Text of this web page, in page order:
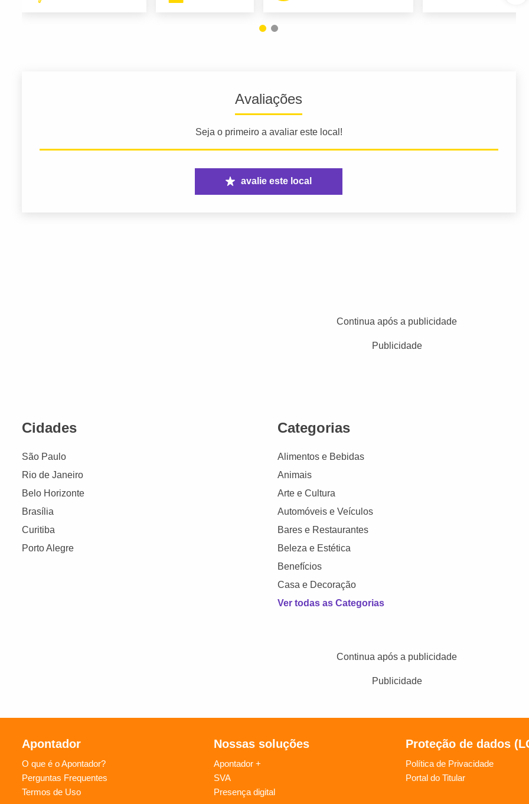
Avaliações
Seja o primeiro a avaliar este local!
avalie este local
Continua após a publicidade
Publicidade
Cidades
São Paulo
Rio de Janeiro
Belo Horizonte
Brasília
Curitiba
Porto Alegre
Categorias
Alimentos e Bebidas
Animais
Arte e Cultura
Automóveis e Veículos
Bares e Restaurantes
Beleza e Estética
Benefícios
Casa e Decoração
Ver todas as Categorias
Continua após a publicidade
Publicidade
Apontador
O que é o Apontador?
Perguntas Frequentes
Termos de Uso
Nossas soluções
Apontador +
SVA
Presença digital
Proteção de dados
Política de Privacidade
Portal do Titular